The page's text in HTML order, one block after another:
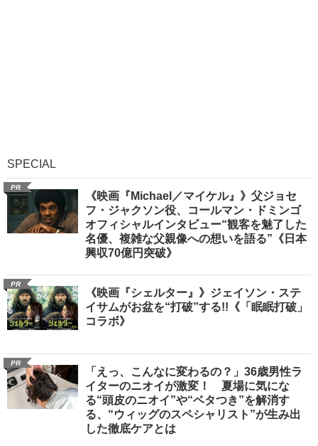
SPECIAL
PR
《映画『Michael／マイケル』》父ジョセ
フ・ジャクソン役、コールマン・ドミンゴ
オフィシャルインタビュー“観客を魅了した
名優、複雑な父親像への想いを語る”《日本
興収70億円突破》
PR
《映画『シェルター』》ジェイソン・ステ
イサムがお盆を“打破”する!!《「眠眠打破」
コラボ》
PR
「えっ、こんなに変わるの？」36歳男性ラ
イターのニオイが激変！ 夏場に気にな
る“頭皮のニオイ”や“ベタつき”を解消す
る、“ウィッグのスペシャリスト”が生み出
した徹底ケアとは